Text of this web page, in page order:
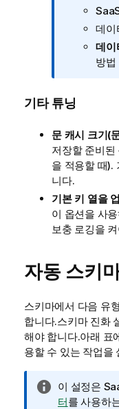
메
데이
데이
방법
기타 튜닝
문 캐시 크기(
저장할 준비된
을 적용할 때).
니다.
기본 키 열을
이 옵션을 사
보충 로깅을
자동 스키
스키마에서 다음 유
합니다.스키마 진화
해야 합니다.아래 표
용할 수 있는 작업을
정
보
이 설정은
터를 사용하